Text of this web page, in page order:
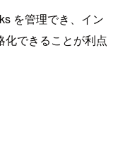
を管理でき、イン
化できることが利点